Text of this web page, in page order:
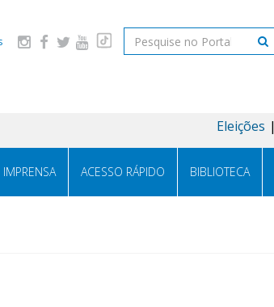
Pesquisar
Eleições
IMPRENSA ACESSO RÁPIDO BIBLIOTECA